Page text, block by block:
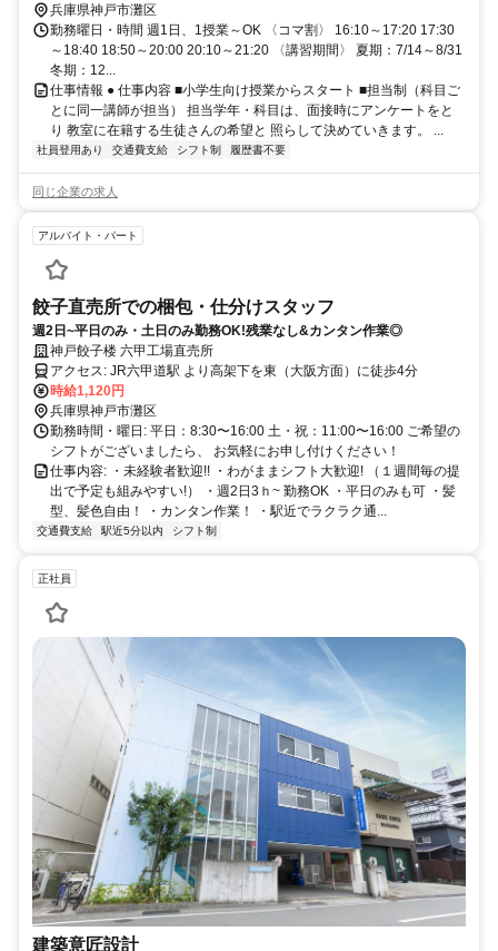
兵庫県神戸市灘区
勤務曜日・時間 週1日、1授業～OK 〈コマ割〉 16:10～17:20 17:30
～18:40 18:50～20:00 20:10～21:20 〈講習期間〉 夏期：7/14～8/31
冬期：12...
仕事情報 ● 仕事内容 ■小学生向け授業からスタート ■担当制（科目ご
とに同一講師が担当） 担当学年・科目は、面接時にアンケートをと
り 教室に在籍する生徒さんの希望と 照らして決めていきます。 ...
社員登用あり 交通費支給 シフト制 履歴書不要
同じ企業の求人
アルバイト・パート
餃子直売所での梱包・仕分けスタッフ
週2日~平日のみ・土日のみ勤務OK!残業なし&カンタン作業◎
神戸餃子楼 六甲工場直売所
アクセス: JR六甲道駅 より高架下を東（大阪方面）に徒歩4分
時給1,120円
兵庫県神戸市灘区
勤務時間・曜日: 平日：8:30〜16:00 土・祝：11:00〜16:00 ご希望の
シフトがございましたら、 お気軽にお申し付けください！
仕事内容: ・未経験者歓迎!! ・わがままシフト大歓迎! （１週間毎の提
出で予定も組みやすい!） ・週2日3ｈ~ 勤務OK ・平日のみも可 ・髪
型、髪色自由！ ・カンタン作業！ ・駅近でラクラク通...
交通費支給 駅近5分以内 シフト制
正社員
建築意匠設計